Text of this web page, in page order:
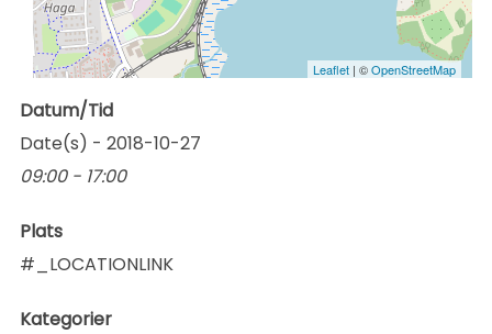
Leaflet | ©OpenStreetMap
Datum/Tid
Date(s) - 2018-10-27
09:00 - 17:00
Plats
#_LOCATIONLINK
Kategorier